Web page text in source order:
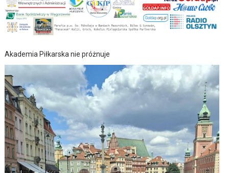
Akademia Piłkarska nie próżnuje